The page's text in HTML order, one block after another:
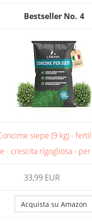
4
siepe (9 kg) -
- crescita rigogliosa -
33,99 EUR
Acquista su Amazon